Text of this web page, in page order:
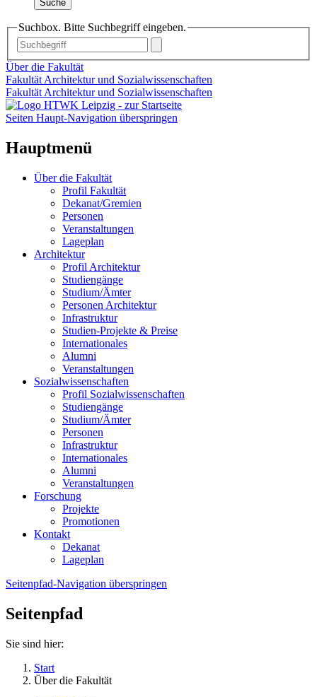
Suche
Suchbox. Bitte Suchbegriff eingeben.
Über die Fakultät
Fakultät Architektur und Sozialwissenschaften
Fakultät Architektur und Sozialwissenschaften
Seiten Haupt-Navigation überspringen
Hauptmenü
Über die Fakultät
Profil Fakultät
Dekanat/Gremien
Personen
Veranstaltungen
Lageplan
Architektur
Profil Architektur
Studiengänge
Studium/Ämter
Personen Architektur
Infrastruktur
Studien-Projekte & Preise
Internationales
Alumni
Veranstaltungen
Sozialwissenschaften
Profil Sozialwissenschaften
Studiengänge
Studium/Ämter
Personen
Infrastruktur
Internationales
Alumni
Veranstaltungen
Forschung
Projekte
Promotionen
Kontakt
Dekanat
Lageplan
Seitenpfad-Navigation überspringen
Seitenpfad
Sie sind hier:
Start
Über die Fakultät